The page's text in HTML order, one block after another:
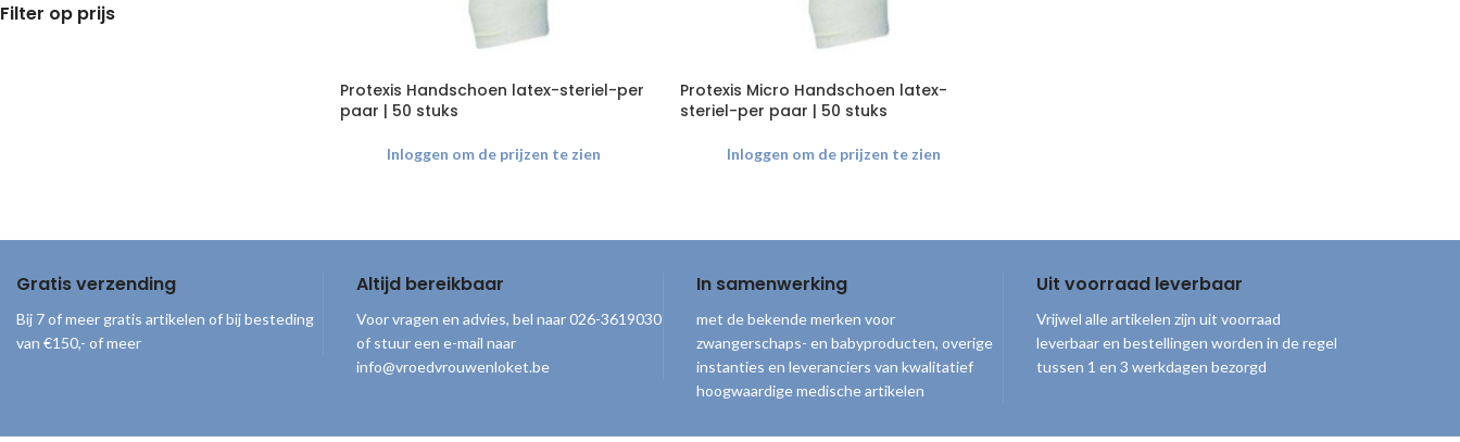
Filter op prijs
Protexis Handschoen latex-steriel-per
paar | 50 stuks
Inloggen om de prijzen te zien
Protexis Micro Handschoen latex-
steriel-per paar | 50 stuks
Inloggen om de prijzen te zien
Gratis verzending
Bij 7 of meer gratis artikelen of bij besteding
van €150,- of meer
Altijd bereikbaar
Voor vragen en advies, bel naar 026-3619030
of stuur een e-mail naar
info@vroedvrouwenloket.be
In samenwerking
met de bekende merken voor
zwangerschaps- en babyproducten, overige
instanties en leveranciers van kwalitatief
hoogwaardige medische artikelen
Uit voorraad leverbaar
Vrijwel alle artikelen zijn uit voorraad
leverbaar en bestellingen worden in de regel
tussen 1 en 3 werkdagen bezorgd